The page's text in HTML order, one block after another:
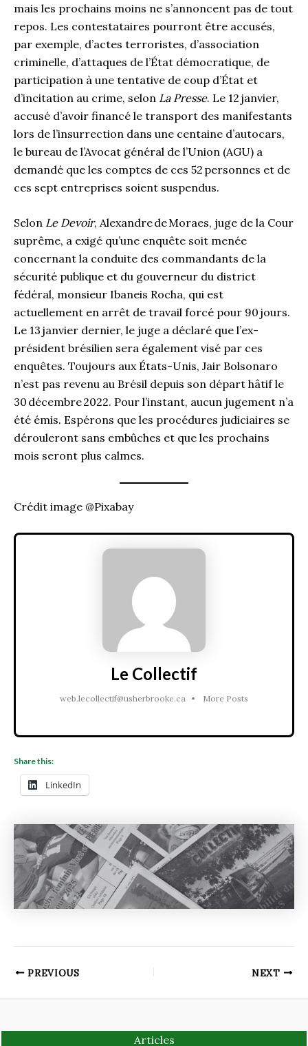
mais les prochains moins ne s’annoncent pas de tout
repos. Les contestataires pourront être accusés,
par exemple, d’actes terroristes, d’association
criminelle, d’attaques de l’État démocratique, de
participation à une tentative de coup d’État et
d’incitation au crime, selon La Presse. Le 12 janvier,
accusé d’avoir financé le transport des manifestants
lors de l’insurrection dans une centaine d’autocars,
le bureau de l’Avocat général de l’Union (AGU) a
demandé que les comptes de ces 52 personnes et de
ces sept entreprises soient suspendus.
Selon Le Devoir, Alexandre de Moraes, juge de la Cour
suprême, a exigé qu’une enquête soit menée
concernant la conduite des commandants de la
sécurité publique et du gouverneur du district
fédéral, monsieur Ibaneis Rocha, qui est
actuellement en arrêt de travail forcé pour 90 jours.
Le 13 janvier dernier, le juge a déclaré que l’ex-
président brésilien sera également visé par ces
enquêtes. Toujours aux États-Unis, Jair Bolsonaro
n’est pas revenu au Brésil depuis son départ hâtif le
30 décembre 2022. Pour l’instant, aucun jugement n’a
été émis. Espérons que les procédures judiciaires se
dérouleront sans embûches et que les prochains
mois seront plus calmes.
Crédit image @Pixabay
Le Collectif
web.lecollectif@usherbrooke.ca • More Posts
Share this:
LinkedIn
PREVIOUS NEXT
Articles